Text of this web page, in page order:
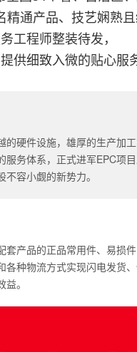
精通产品、技艺娴熟
工程师整装待发，
供细致入微的贴心服
的硬件设施，雄厚的生产加
服务体系，正式进军EPC项
容小觑的新势力。
套产品的正品常用件、易损
各种物流方式实现闪电发货
。